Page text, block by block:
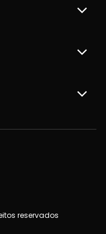
reservados